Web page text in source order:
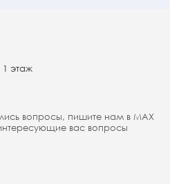
этаж
вопросы, пишите нам в МАX
вас вопросы